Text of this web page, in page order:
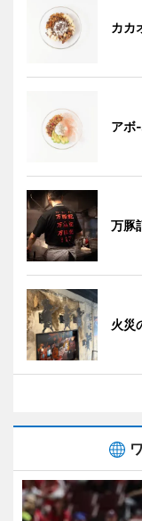
カカ
アボ
万豚
火災